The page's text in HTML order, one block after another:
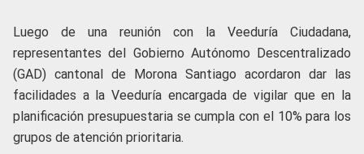
Luego de una reunión con la Veeduría Ciudadana,
representantes del Gobierno Autónomo Descentralizado
(GAD) cantonal de Morona Santiago acordaron dar las
facilidades a la Veeduría encargada de vigilar que en la
planificación presupuestaria se cumpla con el 10% para los
grupos de atención prioritaria.